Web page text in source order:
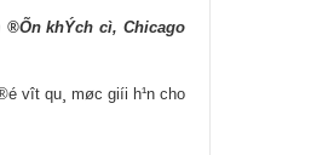
®Õn khÝch cì, Chicago
v­ît qu¸ møc giíi h¹n cho